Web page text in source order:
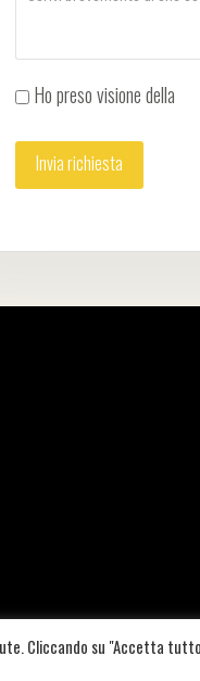
Ho preso visione della
|CREDITS
Cliccando su "Accetta